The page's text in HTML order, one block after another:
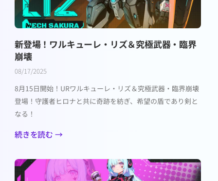
新登場！ワルキューレ・リズ＆究極武器・臨界
崩壊
08/17/2025
8月15日開始！URワルキューレ・リズ＆究極武器・臨界崩壊
登場！守護者ヒロナと共に奇跡を紡ぎ、希望の盾であり剣と
なる！
続きを読む →